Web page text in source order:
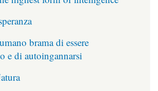
brama di essere
e di autoingannarsi